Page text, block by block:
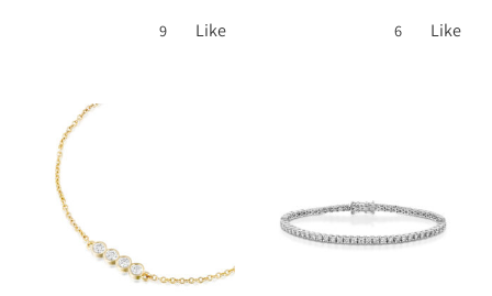
Like
6
Like
9